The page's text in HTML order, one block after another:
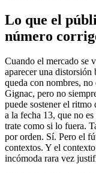
Lo que el
número
Cuando el mercado se
aparecer una distorsión
queda con nombres,
Gignac, pero no
puede sostener el
a la fecha 13, que no
trate como si lo fuera.
por orden. Sí. Pero el
contextos. Y el
incómoda rara vez